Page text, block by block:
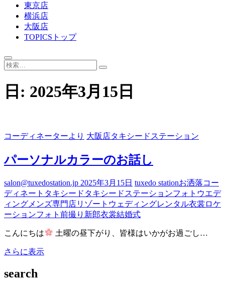
東京店
横浜店
大阪店
TOPICSトップ
検
日: 2025年3月15日
コーディネーターより 大阪店タキシードステーション
パーソナルカラーのお話し
salon@tuxedostation.jp 2025年3月15日 tuxedo stationお洒落コー
ディネート タキシード タキシードステーションフォトウエデ
ィング メンズ専門店リゾートウェディングレンタル衣裳 ロケ
ーションフォト 前撮り 新郎衣裳結婚式
こんにちは 土曜の昼下がり、皆様はいかがお過ごし…
さらに表示パ
search